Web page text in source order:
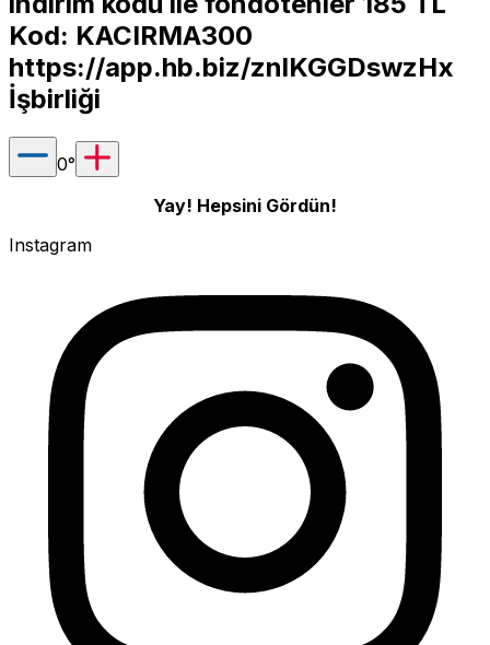
Kod: KACIRMA300
https://app.hb.biz/znlKGGDswzHx
İşbirliği
0°
Yay! Hepsini Gördün!
Instagram